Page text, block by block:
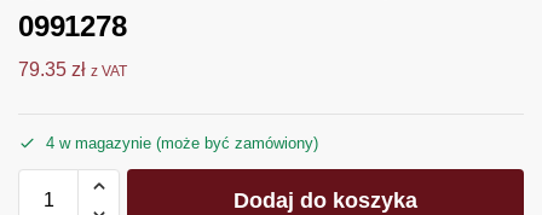
0991278
79.35 zł z VAT
4 w magazynie (może być zamówiony)
Dodaj do koszyka